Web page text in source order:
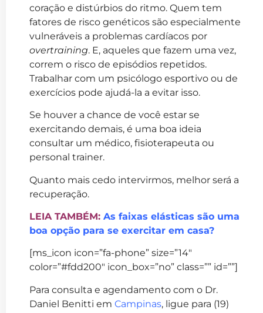
coração e distúrbios do ritmo. Quem tem
fatores de risco genéticos são especialmente
vulneráveis a problemas cardíacos por
overtraining. E, aqueles que fazem uma vez,
correm o risco de episódios repetidos.
Trabalhar com um psicólogo esportivo ou de
exercícios pode ajudá-la a evitar isso.
Se houver a chance de você estar se
exercitando demais, é uma boa ideia
consultar um médico, fisioterapeuta ou
personal trainer.
Quanto mais cedo intervirmos, melhor será a
recuperação.
LEIA TAMBÉM: As faixas elásticas são uma
boa opção para se exercitar em casa?
[ms_icon icon=”fa-phone” size=”14″
color=”#fdd200″ icon_box=”no” class=”” id=””]
Para consulta e agendamento com o Dr.
Daniel Benitti em Campinas, ligue para (19)